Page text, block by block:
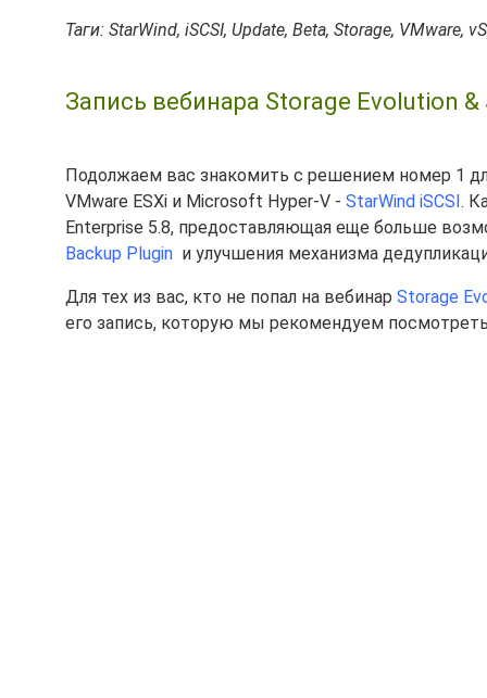
Таги: StarWind, iSCSI, Update, Beta, Storage, VMware,
Запись вебинара Storage Evolution
Подолжаем вас знакомить с решением номер 1
VMware ESXi и Microsoft Hyper-V - StarWind iSCSI.
Enterprise 5.8, предоставляющая еще больше
Backup Plugin и улучшения механизма
Для тех из вас, кто не попал на вебинар Storage
его запись, которую мы рекомендуем